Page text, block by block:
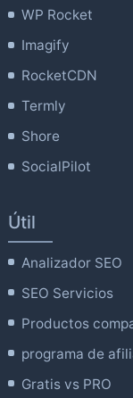
WP Rocket
Imagify
RocketCDN
Termly
Shore
SocialPilot
Útil
Analizador SEO
SEO Servicios
Productos
programa de
Gratis vs PRO